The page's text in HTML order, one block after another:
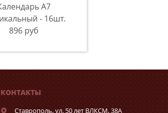
A7
- 16шт.
896 руб
КОНТАКТЫ
Ставрополь,ул. 50 лет ВЛКСМ, 38А